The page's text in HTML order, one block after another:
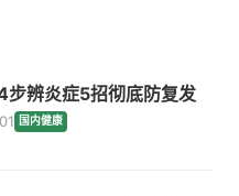
步辨炎症5招彻底防复发
国内健康